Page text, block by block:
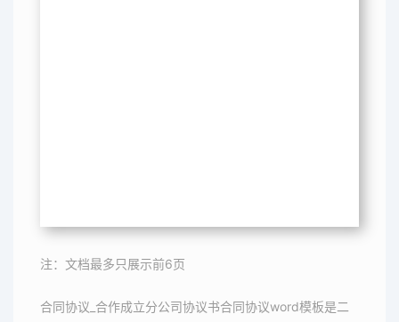
注：文档最多只展示前6页
合同协议_合作成立分公司协议书合同协议word模板是二